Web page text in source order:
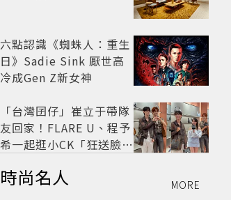
六點認識《蜘蛛人：重生
日》Sadie Sink 厭世高
冷成Gen Z新女神
「台灣囝仔」崔立于帶隊
友回家！FLARE U、程予
希一起逛小CK「狂送臉頰
站私藏必逛名單
時尚名人 MORE